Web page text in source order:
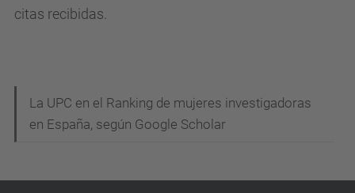
citas recibidas.
e
La UPC en el Ranking de mujeres investigadoras
en España, según Google Scholar